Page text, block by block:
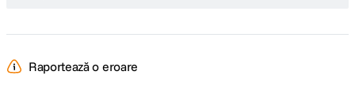
Raportează o eroare